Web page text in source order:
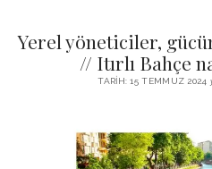
Yerel yöneticiler,
// Itırlı Bahçe
TARIH: 15 TEMMUZ 2024